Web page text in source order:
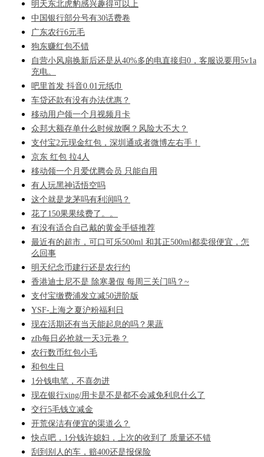
明天东北虎豹感兴趣得可以上
中国银行部分号有30话费卷
广东农行6元毛
狗东赚红包不错
自营小风扇换新后还是从40%多的电直接归0，客服说要用5v1a
充电。
吧里首发 抖音0.01元纸巾
车贷还款有没有办法优惠？
移动用户领一个月视频月卡
众邦大额存单什么时候放啊？风险大不大？
支付宝2元现金红包，深圳通或者微博左右手！
京东 红包 拉4人
移动领一个月爱优腾会员 只能自用
有人玩黑神话悟空吗
这个就是龙茅吗有利润吗？
花了150果果续费了。。
有没有适合自己戴的黄金手链推荐
最近有的超市，可口可乐500ml 和其正500ml都卖很便宜，怎
么回事
明天纪念币建行还是农行约
香港迪士尼不是 除寒暑假 每周三关门吗？~
支付宝缴费浦发立减50进阶版
YSF-上海之夏沪粉福利日
现在活期还有当天能起息的吗？果蔬
zfb每日必抢就一天3元卷？
农行数币红包小毛
和包生日
1分钱电笔，不喜勿进
现在银行xing/用卡是不是都不会减免利息什么了
交行5毛钱立减金
开荒保洁有便宜的渠道么？
快点吧，1分钱许媳妇，上次的收到了 质量还不错
刮到别人的车，赔400还是报保险